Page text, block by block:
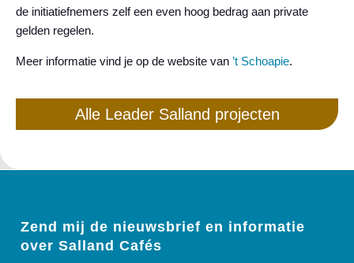
de initiatiefnemers zelf een even hoog bedrag aan private
gelden regelen.
Meer informatie vind je op de website van ’t Schoapie.
Alle Leader Salland projecten
Zend mij de nieuwsbrief en informatie
over Salland Cafés